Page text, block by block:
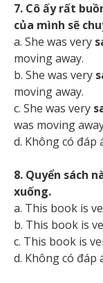
7. Cô ấy rất
của mình sẽ
a. She was very
moving away.
b. She was very
moving away.
c. She was very
was moving
d. Không có đáp
8. Quyển sách
xuống.
a. This book is
b. This book is
c. This book is
d. Không có đáp